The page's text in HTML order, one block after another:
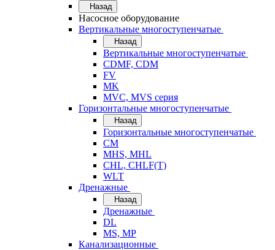
Назад
Насосное оборудование
Вертикальные многоступенчатые
Назад
Вертикальные многоступенчатые
CDMF, CDM
FV
MK
MVC, MVS серия
Горизонтальные многоступенчатые
Назад
Горизонтальные многоступенчатые
CM
MHS, MHL
CHL, CHLF(T)
WLT
Дренажные
Назад
Дренажные
DL
MS, MP
Канализационные